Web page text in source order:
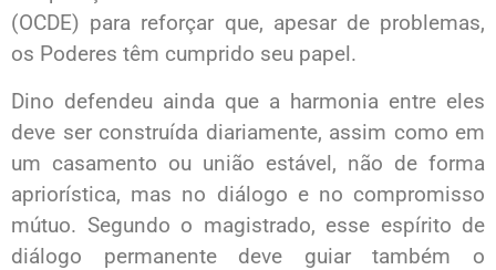
(OCDE) para reforçar que, apesar de problemas,
os Poderes têm cumprido seu papel.
Dino defendeu ainda que a harmonia entre eles
deve ser construída diariamente, assim como em
um casamento ou união estável, não de forma
apriorística, mas no diálogo e no compromisso
mútuo. Segundo o magistrado, esse espírito de
diálogo permanente deve guiar também o